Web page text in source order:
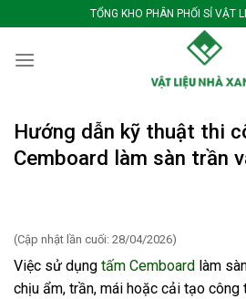
qua
nội
TỔNG KHO PHÂN PHỐI SỈ VẬT
Hướng dẫn kỹ thuật thi
Cemboard làm sàn trần
(Cập nhật lần cuối: 28/04/2026)
Việc sử dụng tấm Cemboard làm
chịu ẩm, trần, mái hoặc cải tạo công